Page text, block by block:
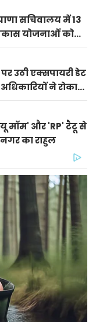
सचिवालय में 13
योजनाओं को
उठी एक्सपायरी डेट
ने रोका
मॉम' और 'RP' टैटू से
का राहुल